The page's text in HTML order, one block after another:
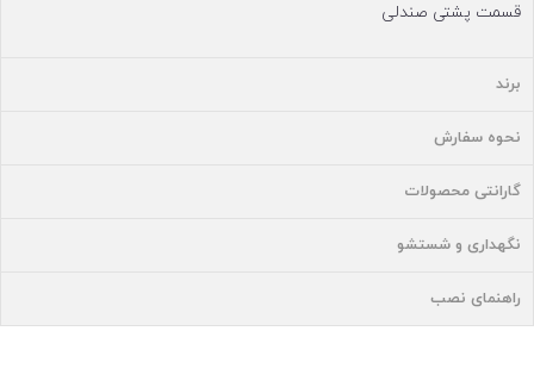
قسمت پشتی صندلی
برند
نحوه سفارش
گارانتی محصولات
نگهداری و شستشو
راهنمای نصب